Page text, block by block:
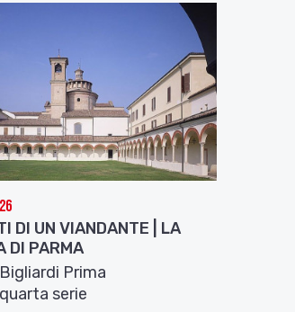
DI UN VIANDANTE | LA
DI PARMA
Prima
serie